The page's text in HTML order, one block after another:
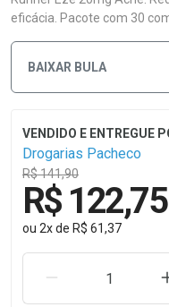
eficácia. Pacote com 30
BAIXAR BULA
Drogarias Pacheco
R$ 141,90
R$ 122,75
ou 2xde R$ 61,37
REMOVER UMA